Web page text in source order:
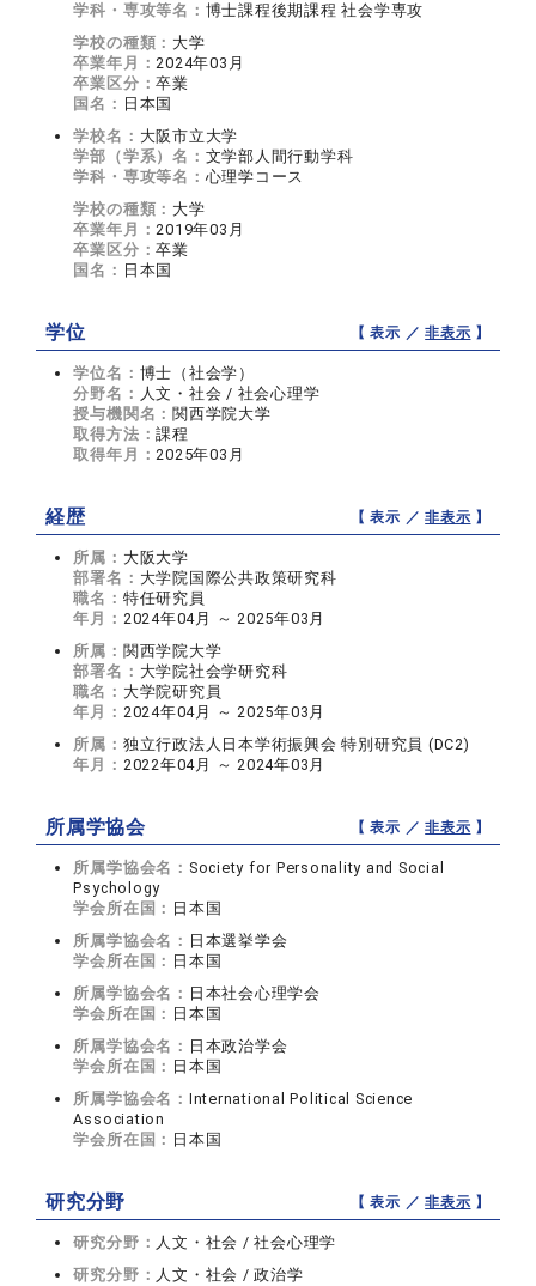
学科・専攻等名： 博士課程後期課程 社会学専攻
学校の種類： 大学
卒業年月：2024年03月
卒業区分：卒業
国名： 日本国
学校名： 大阪市立大学
学部（学系）名： 文学部人間行動学科
学科・専攻等名： 心理学コース
学校の種類： 大学
卒業年月：2019年03月
卒業区分：卒業
国名： 日本国
学位 【 表示 ／非表示 】
学位名： 博士（社会学）
分野名： 人文・社会 / 社会心理学
授与機関名： 関西学院大学
取得方法：課程
取得年月：2025年03月
経歴 【 表示 ／非表示 】
所属： 大阪大学
部署名： 大学院国際公共政策研究科
職名： 特任研究員
年月： 2024年04月 ～ 2025年03月
所属： 関西学院大学
部署名： 大学院社会学研究科
職名： 大学院研究員
年月： 2024年04月 ～ 2025年03月
所属： 独立行政法人日本学術振興会 特別研究員 (DC2)
年月： 2022年04月 ～ 2024年03月
所属学協会 【 表示 ／非表示 】
所属学協会名： Society for Personality and Social
Psychology
学会所在国： 日本国
所属学協会名： 日本選挙学会
学会所在国： 日本国
所属学協会名： 日本社会心理学会
学会所在国： 日本国
所属学協会名： 日本政治学会
学会所在国： 日本国
所属学協会名： International Political Science
Association
学会所在国： 日本国
研究分野 【 表示 ／非表示 】
研究分野： 人文・社会 / 社会心理学
研究分野： 人文・社会 / 政治学